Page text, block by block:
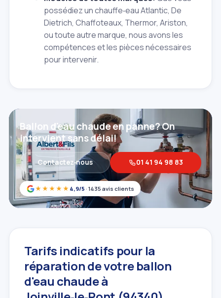
possédiez un chauffe‑eau Atlantic, De
Dietrich, Chaffoteaux, Thermor, Ariston,
ou toute autre marque, nous avons les
compétences et les pièces nécessaires
pour intervenir.
★★★★★ 4,9/5 · 1435 avis clients
Ballon d'eau chaude en panne? On
intervient sans délai!
Contactez‑nous 01 41 94 98 83
Tarifs indicatifs pour la
réparation de votre ballon
d'eau chaude à